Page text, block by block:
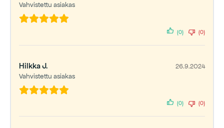
Vahvistettu asiakas
(0) (0)
Hilkka J.
Vahvistettu asiakas
26.9.2024
(0) (0)